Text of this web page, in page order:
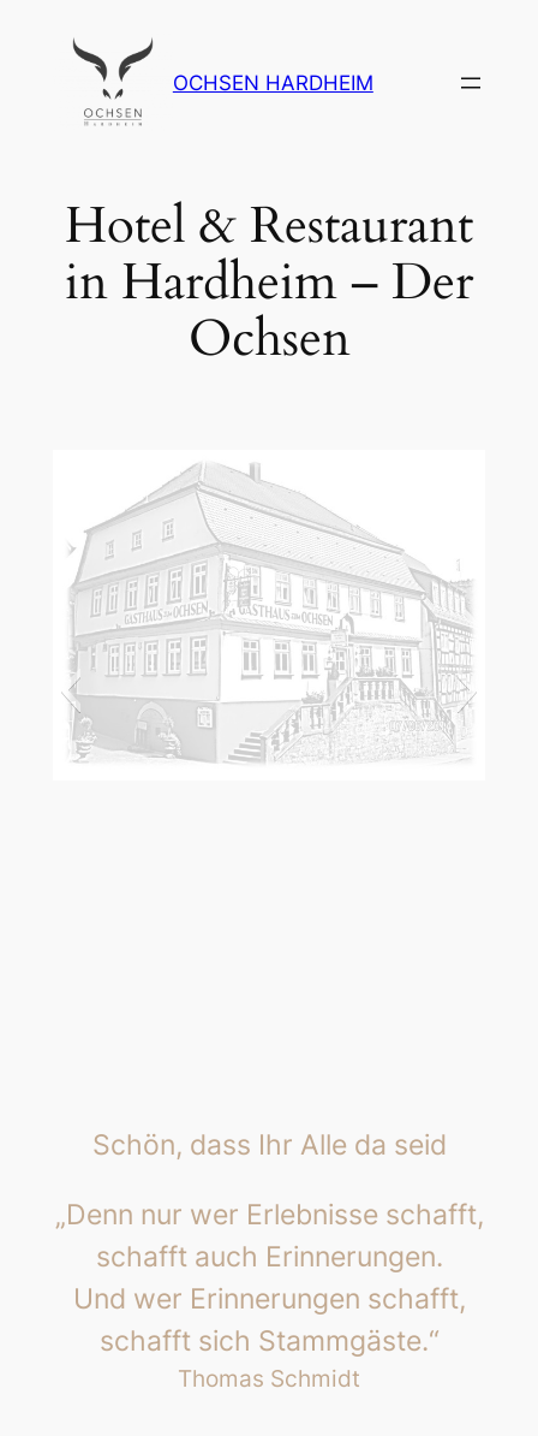
OCHSEN HARDHEIM
Hotel & Restaurant
in Hardheim – Der
Ochsen
Schön, dass Ihr Alle da seid
„Denn nur wer Erlebnisse schafft,
schafft auch Erinnerungen.
Und wer Erinnerungen schafft,
schafft sich Stammgäste.“
Thomas Schmidt